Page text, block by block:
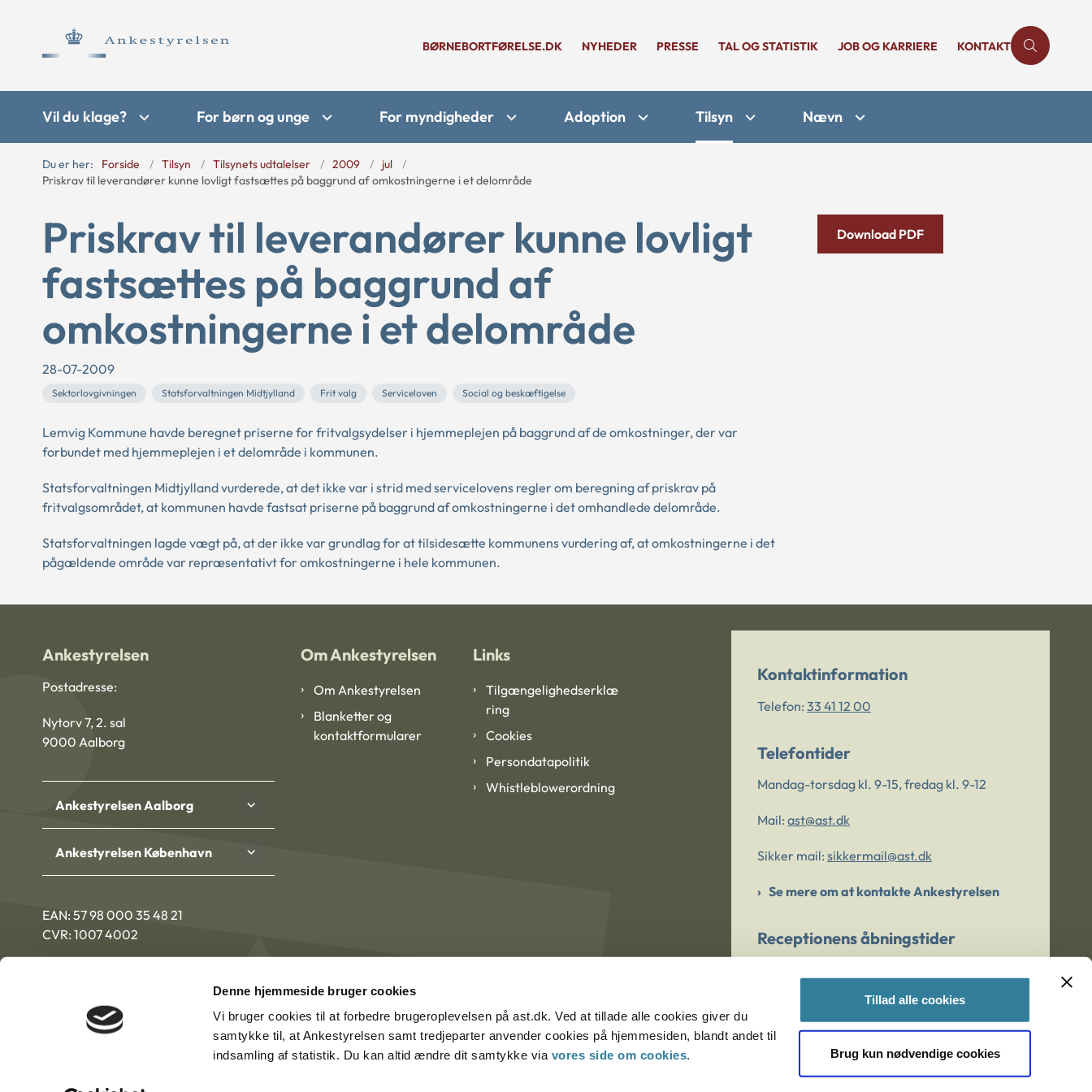
Denne hjemmeside bruger cookies
Vi bruger cookies til at forbedre brugeroplevelsen på ast.dk. Ved at tillade alle cookies giver du
samtykke til, at Ankestyrelsen samt tredjeparter anvender cookies på hjemmesiden, blandt andet til
indsamling af statistik. Du kan altid ændre dit samtykke via vores side om cookies.
Tillad alle cookies
Brug kun nødvendige cookies
BØRNEBORTFØRELSE.DK NYHEDER PRESSE TAL OG STATISTIK JOB OG KARRIERE KONTAKT
Vil du klage? For børn og unge For myndigheder Adoption Tilsyn Nævn
Du er her: Forside Tilsyn Tilsynets udtalelser 2009
jul
Priskrav til leverandører kunne lovligt fastsættes på baggrund af omkostningerne i et delområde
Priskrav til leverandører kunne lovligt
fastsættes på baggrund af
omkostningerne i et delområde
28-07-2009
Sektorlovgivningen Statsforvaltningen Midtjylland Frit valg Serviceloven Social og beskæftigelse
Lemvig Kommune havde beregnet priserne for fritvalgsydelser i hjemmeplejen på baggrund af de omkostninger, der var
forbundet med hjemmeplejen i et delområde i kommunen.
Statsforvaltningen Midtjylland vurderede, at det ikke var i strid med servicelovens regler om beregning af priskrav på
fritvalgsområdet, at kommunen havde fastsat priserne på baggrund af omkostningerne i det omhandlede delområde.
Statsforvaltningen lagde vægt på, at der ikke var grundlag for at tilsidesætte kommunens vurdering af, at omkostningerne i det
pågældende område var repræsentativt for omkostningerne i hele kommunen.
Download PDF
Ankestyrelsen
Postadresse:
Nytorv 7, 2. sal
9000 Aalborg
Ankestyrelsen Aalborg
Ankestyrelsen København
EAN: 57 98 000 35 48 21
CVR: 1007 4002
Om Ankestyrelsen
Om Ankestyrelsen
Blanketter og
kontaktformularer
Links
Tilgængelighedserklæ
ring
Cookies
Persondatapolitik
Whistleblowerordning
Kontaktinformation
Telefon: 33 41 12 00
Telefontider
Mandag-torsdag kl. 9-15, fredag kl. 9-12
Mail: ast@ast.dk
Sikker mail: sikkermail@ast.dk
Se mere om at kontakte Ankestyrelsen
Receptionens åbningstider
Er du bekymret for et barn/en ung?